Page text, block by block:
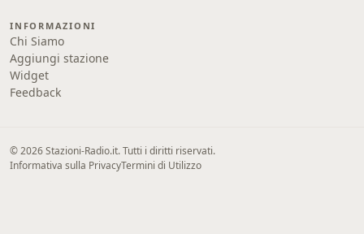
INFORMAZIONI
Chi Siamo
Aggiungi stazione
Widget
Feedback
© 2026 Stazioni-Radio.it. Tutti i diritti riservati.
Informativa sulla PrivacyTermini di Utilizzo